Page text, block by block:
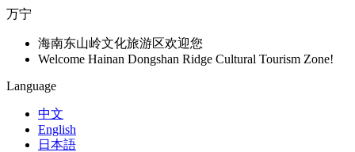
万宁
海南东山岭文化旅游区欢迎您
Welcome Hainan Dongshan Ridge Cultural Tourism Zone!
Language
中文
English
日本語